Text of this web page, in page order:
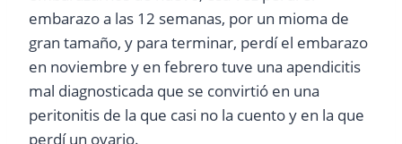
embarazo a las 12 semanas, por un mioma de
gran tamaño, y para terminar, perdí el embarazo
en noviembre y en febrero tuve una apendicitis
mal diagnosticada que se convirtió en una
peritonitis de la que casi no la cuento y en la que
perdí un ovario.